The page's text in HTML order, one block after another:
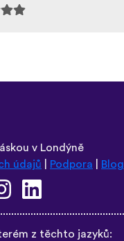
v Londýně
údajů Podpora Blog
z těchto jazyků: